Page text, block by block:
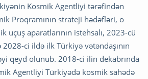
Kosmik Agentliyi tərəfindən
Proqramının strateji hədəfləri, o
uçuş aparatlarının istehsalı, 2023-cü
2028-ci ildə ilk Türkiyə vətəndaşının
qeyd olunub. 2018-ci ilin dekabrında
Agentliyi Türkiyədə kosmik sahədə